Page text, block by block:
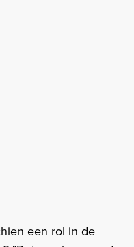
een rol in de